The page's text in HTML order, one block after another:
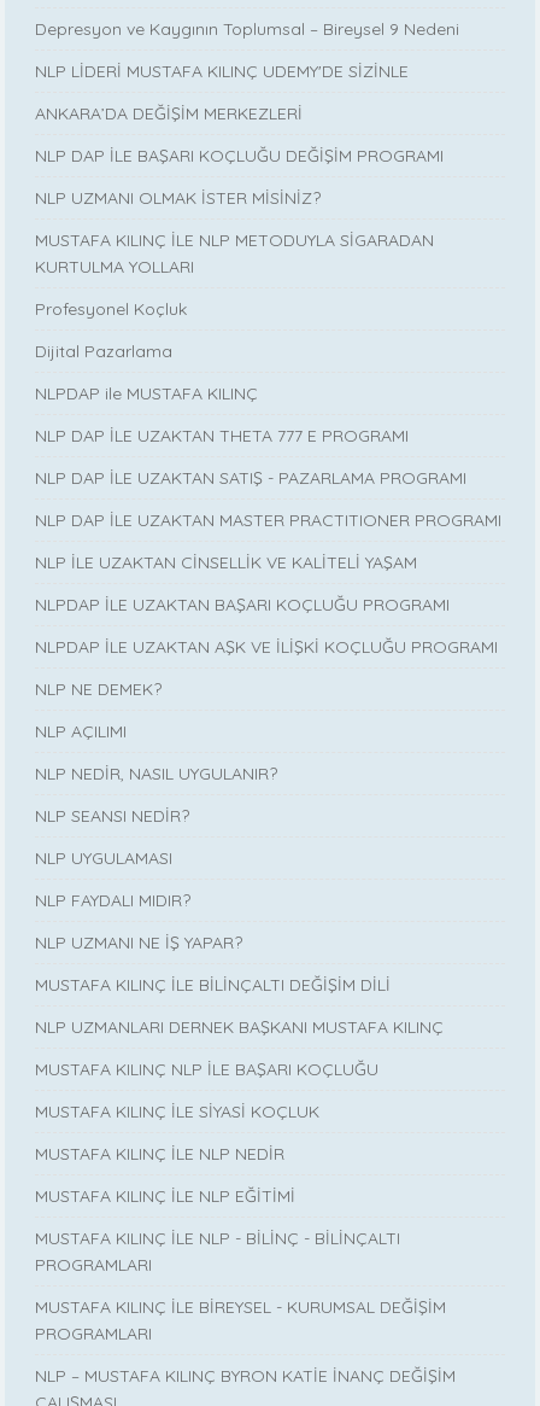
Depresyon ve Kaygının Toplumsal – Bireysel 9 Nedeni
NLP LİDERİ MUSTAFA KILINÇ UDEMY'DE SİZİNLE
ANKARA’DA DEĞİŞİM MERKEZLERİ
NLP DAP İLE BAŞARI KOÇLUĞU DEĞİŞİM PROGRAMI
NLP UZMANI OLMAK İSTER MİSİNİZ?
MUSTAFA KILINÇ İLE NLP METODUYLA SİGARADAN
KURTULMA YOLLARI
Profesyonel Koçluk
Dijital Pazarlama
NLPDAP ile MUSTAFA KILINÇ
NLP DAP İLE UZAKTAN THETA 777 E PROGRAMI
NLP DAP İLE UZAKTAN SATIŞ - PAZARLAMA PROGRAMI
NLP DAP İLE UZAKTAN MASTER PRACTITIONER PROGRAMI
NLP İLE UZAKTAN CİNSELLİK VE KALİTELİ YAŞAM
NLPDAP İLE UZAKTAN BAŞARI KOÇLUĞU PROGRAMI
NLPDAP İLE UZAKTAN AŞK VE İLİŞKİ KOÇLUĞU PROGRAMI
NLP NE DEMEK?
NLP AÇILIMI
NLP NEDİR, NASIL UYGULANIR?
NLP SEANSI NEDİR?
NLP UYGULAMASI
NLP FAYDALI MIDIR?
NLP UZMANI NE İŞ YAPAR?
MUSTAFA KILINÇ İLE BİLİNÇALTI DEĞİŞİM DİLİ
NLP UZMANLARI DERNEK BAŞKANI MUSTAFA KILINÇ
MUSTAFA KILINÇ NLP İLE BAŞARI KOÇLUĞU
MUSTAFA KILINÇ İLE SİYASİ KOÇLUK
MUSTAFA KILINÇ İLE NLP NEDİR
MUSTAFA KILINÇ İLE NLP EĞİTİMİ
MUSTAFA KILINÇ İLE NLP - BİLİNÇ - BİLİNÇALTI
PROGRAMLARI
MUSTAFA KILINÇ İLE BİREYSEL - KURUMSAL DEĞİŞİM
PROGRAMLARI
NLP – MUSTAFA KILINÇ BYRON KATİE İNANÇ DEĞİŞİM